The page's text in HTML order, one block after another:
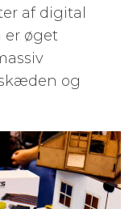
af digital
er øget
og